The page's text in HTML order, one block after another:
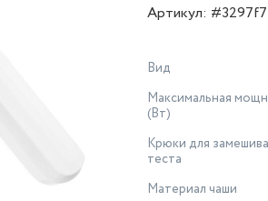
Артикул:
Вид
Максимальная
(Вт)
Крюки для
теста
Материал чаши